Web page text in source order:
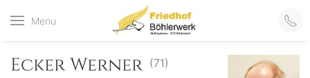
Menu
Friedhof
der virtuelle Friedhof
Ecker Werner (71)